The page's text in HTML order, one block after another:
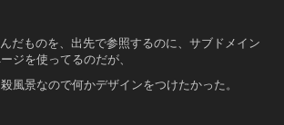
だものを、出先で参照するのに、サブドメイン
ジを使ってるのだが、
風景なので何かデザインをつけたかった。